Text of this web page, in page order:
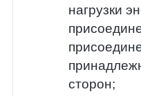
нагрузки
сторон;